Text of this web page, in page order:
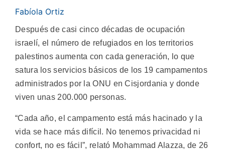
Fabíola Ortiz
Después de casi cinco décadas de ocupación
israelí, el número de refugiados en los territorios
palestinos aumenta con cada generación, lo que
satura los servicios básicos de los 19 campamentos
administrados por la ONU en Cisjordania y donde
viven unas 200.000 personas.
“Cada año, el campamento está más hacinado y la
vida se hace más difícil. No tenemos privacidad ni
confort, no es fácil”, relató Mohammad Alazza, de 26